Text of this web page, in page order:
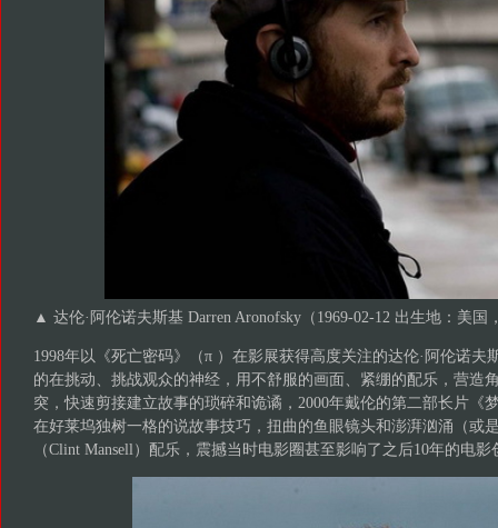
▲ 达伦·阿伦诺夫斯基 Darren Aronofsky（1969-02-12 出生地：美国
1998年以《死亡密码》（π ）在影展获得高度关注的达伦·阿伦诺夫
的在挑动、挑战观众的神经，用不舒服的画面、紧绷的配乐，营造
突，快速剪接建立故事的琐碎和诡谲，2000年戴伦的第二部长片《
在好莱坞独树一格的说故事技巧，扭曲的鱼眼镜头和澎湃汹涌（或
（Clint Mansell）配乐，震撼当时电影圈甚至影响了之后10年的电影